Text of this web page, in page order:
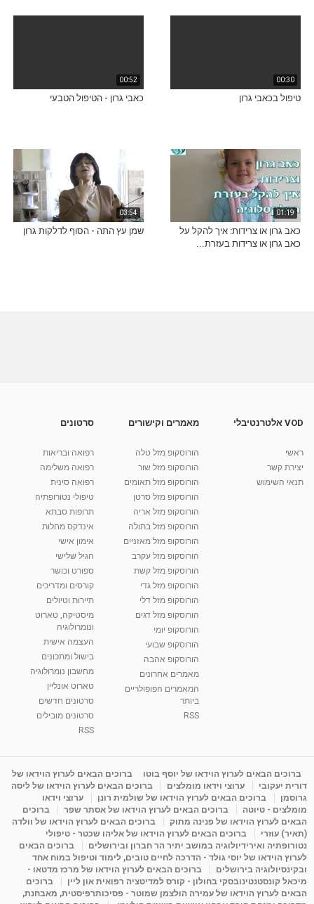
00:30
טיפול בכאבי גרון
00:52
כאבי גרון - הטיפול הטבעי
01:19
כאב גרון או צרידות: איך להקל על
כאב גרון או צרידות בעזרת...
03:54
שמן עץ התה - הסוף לדלקות גרון
VOD אלטרנטיבלי
ראשי
יצירת קשר
תנאי השימוש
מאמרים וקישורים
הורוסקופ מזל טלה
הורוסקופ מזל שור
הורוסקופ מזל תאומים
הורוסקופ מזל סרטן
הורוסקופ מזל אריה
הורוסקופ מזל בתולה
הורוסקופ מזל מאזניים
הורוסקופ מזל עקרב
הורוסקופ מזל קשת
הורוסקופ מזל גדי
הורוסקופ מזל דלי
הורוסקופ מזל דגים
הורוסקופ יומי
הורוסקופ שבועי
הורוסקופ אהבה
מאמרים אחרונים
המאמרים הפופולריים
ביותר
RSS
סרטונים
רפואה ובריאות
רפואה משלימה
רפואה סינית
טיפולי נטורופתיה
תרופות סבתא
אינדקס מחלות
אימון אישי
הגיל שלישי
ספורט וכושר
קורסים ומדריכים
תיירות וטיולים
מיסטיקה, טארוט
ונומרולוגיה
העצמה אישית
בישול ומתכונים
מחשבון נומרולוגיה
טארוט אונליין
סרטונים חדשים
סרטונים מובילים
RSS
ברוכים הבאים לערוץ הוידאו של יוסף בוטו
ברוכים הבאים לערוץ הוידאו של
דורית יעקובי
ערוצי וידאו מומלצים
ברוכים הבאים לערוץ הוידאו של ליסה
גרוסמן
ברוכים הבאים לערוץ הוידאו של שולמית רונן
ערוצי וידאו
מומלצים - טיוטה
ברוכים הבאים לערוץ הוידאו של אסתר שפר
ברוכים
הבאים לערוץ הוידאו של פנינה מתוק
ברוכים הבאים לערוץ הוידאו של וולדה
(תאיר) עוזרי
ברוכים הבאים לערוץ הוידאו של אליהו שכטר - טיפולי
נטורופתיה ואירידיולוגיה במושב יתיר הר חברון ובירושלים
ברוכים הבאים
לערוץ הוידאו של יוסי גולד - הדרכה לחיים טובים, לימוד וטיפול במוח אחד
ובקינסיולוגיה בירושלים
ברוכים הבאים לערוץ הוידאו של מרכז מדטאו -
מיכאל קונסטנטינובסקי בחולון - קורס למדיטציה רפואית און ליין
ברוכים
הבאים לערוץ הוידאו של עמירה הולצמן שמוטר - פסיכותרפיסטית, מאבחנת,